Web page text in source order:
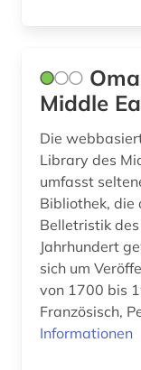
Middle
Die
Library des
umfasst
Bibliothek, die
Belletristik
Jahrhundert
sich um
von 1700 bis
Französisch,
Informationen